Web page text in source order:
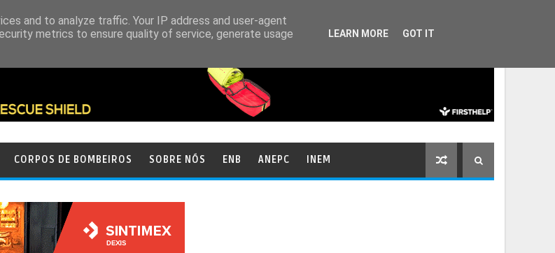
CORPOS DE BOMBEIROS SOBRE NÓS ENB ANEPC INEM
and to analyze traffic. Your IP address and user-agent
metrics to ensure quality of service, generate usage
LEARN MORE GOT IT